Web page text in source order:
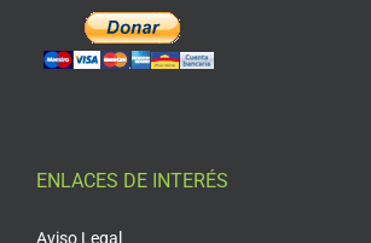
ENLACES DE INTERÉS
Aviso Legal